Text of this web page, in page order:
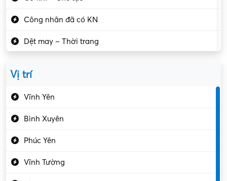
Công nhân đã có KN
Dệt may – Thời trang
Vị trí
Vĩnh Yên
Bình Xuyên
Phúc Yên
Vĩnh Tường